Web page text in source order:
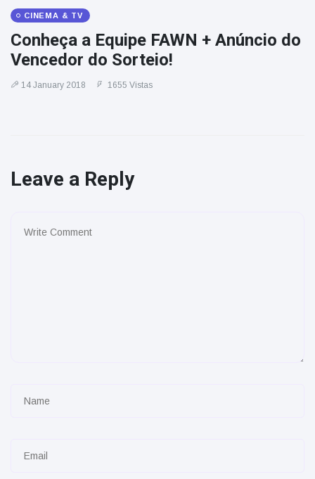
CINEMA & TV
Conheça a Equipe FAWN + Anúncio do
Vencedor do Sorteio!
14 January 2018 1655 Vistas
Leave a Reply